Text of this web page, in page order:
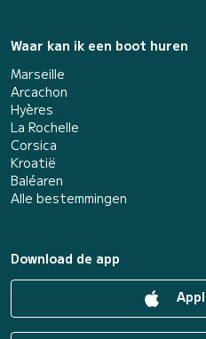
Waar kan ik een boot huren
Marseille
Arcachon
Hyères
La Rochelle
Corsica
Kroatië
Baléaren
Alle bestemmingen
Download de app